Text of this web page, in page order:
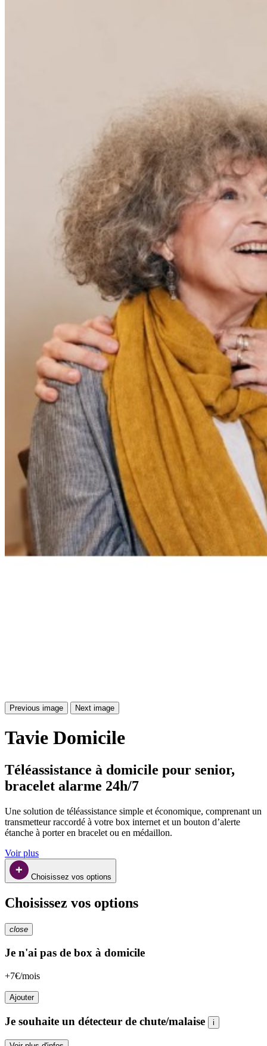
Previous image Next image
Tavie Domicile
Téléassistance à domicile pour senior,
bracelet alarme 24h/7
Une solution de téléassistance simple et économique, comprenant un
transmetteur raccordé à votre box internet et un bouton d’alerte
étanche à porter en bracelet ou en médaillon.
Voir plus
Choisissez vos options
Choisissez vos options
close
Je n'ai pas de box à domicile
+7€/mois
Ajouter
Je souhaite un détecteur de chute/malaise i